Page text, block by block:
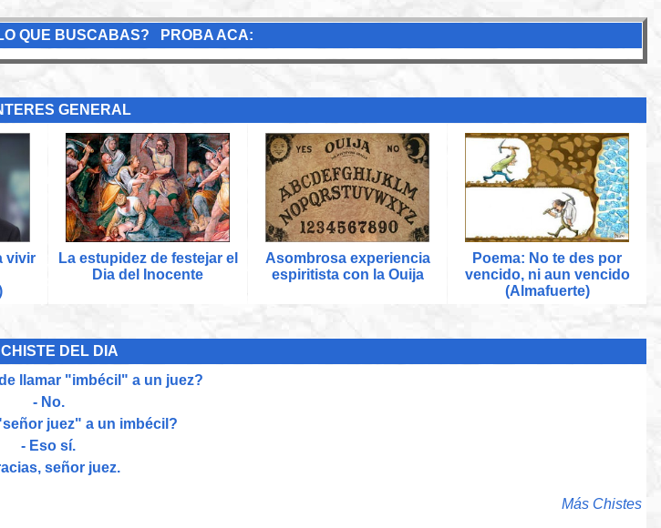
QUE BUSCABAS? PROBA ACA:
GENERAL
vivir
La estupidez de festejar el
Dia del Inocente
Asombrosa experiencia
espiritista con la Ouija
Poema: No te des por
vencido, ni aun vencido
(Almafuerte)
CHISTE DEL DIA
llamar "imbécil" a un juez?
- No.
juez" a un imbécil?
- Eso sí.
señor juez.
Más Chistes